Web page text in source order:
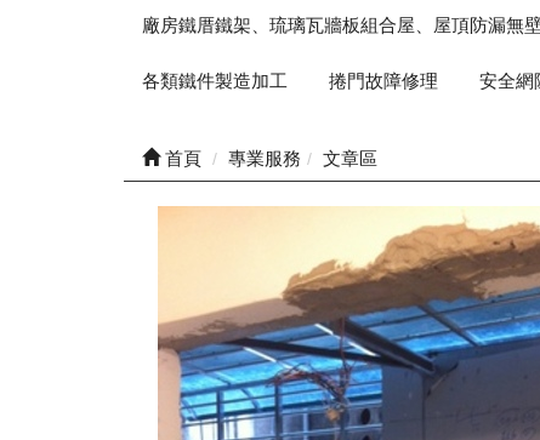
廠房鐵厝鐵架、琉璃瓦牆板組合屋、屋頂防漏無
各類鐵件製造加工 捲門故障修理 安全網
首頁 專業服務 文章區